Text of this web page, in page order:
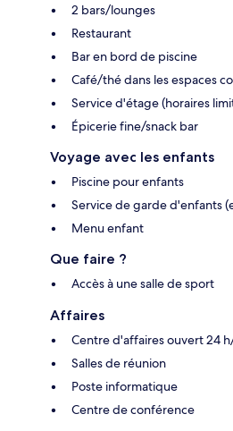
2 bars/lounges
Restaurant
Bar en bord de piscine
Café/thé dans les espaces
Service d'étage (horaires
Épicerie fine/snack bar
Voyage avec les enfants
Piscine pour enfants
Service de garde d'enfants
Menu enfant
Que faire ?
Accès à une salle de sport
Affaires
Centre d'affaires ouvert 24
Salles de réunion
Poste informatique
Centre de conférence